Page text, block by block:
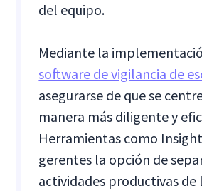
del equipo.
Mediante la
software de vigilancia de
asegurarse de que se
manera más diligente y
Herramientas como
gerentes la opción de
actividades productivas de